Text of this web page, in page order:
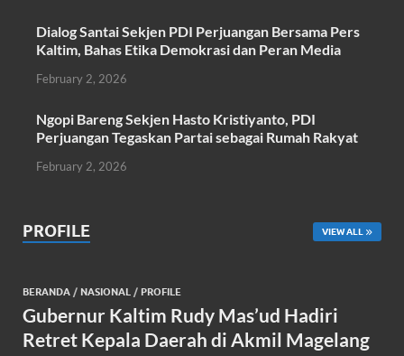
Dialog Santai Sekjen PDI Perjuangan Bersama Pers
Kaltim, Bahas Etika Demokrasi dan Peran Media
February 2, 2026
Ngopi Bareng Sekjen Hasto Kristiyanto, PDI
Perjuangan Tegaskan Partai sebagai Rumah Rakyat
February 2, 2026
PROFILE VIEW ALL
BERANDA / NASIONAL / PROFILE
Gubernur Kaltim Rudy Mas’ud Hadiri
Retret Kepala Daerah di Akmil Magelang